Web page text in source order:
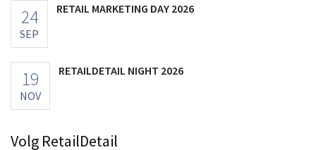
24
SEP
RETAIL MARKETING DAY 2026
19
NOV
RETAILDETAIL NIGHT 2026
Volg RetailDetail